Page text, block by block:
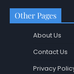
Other Pages
About Us
Contact Us
Privacy